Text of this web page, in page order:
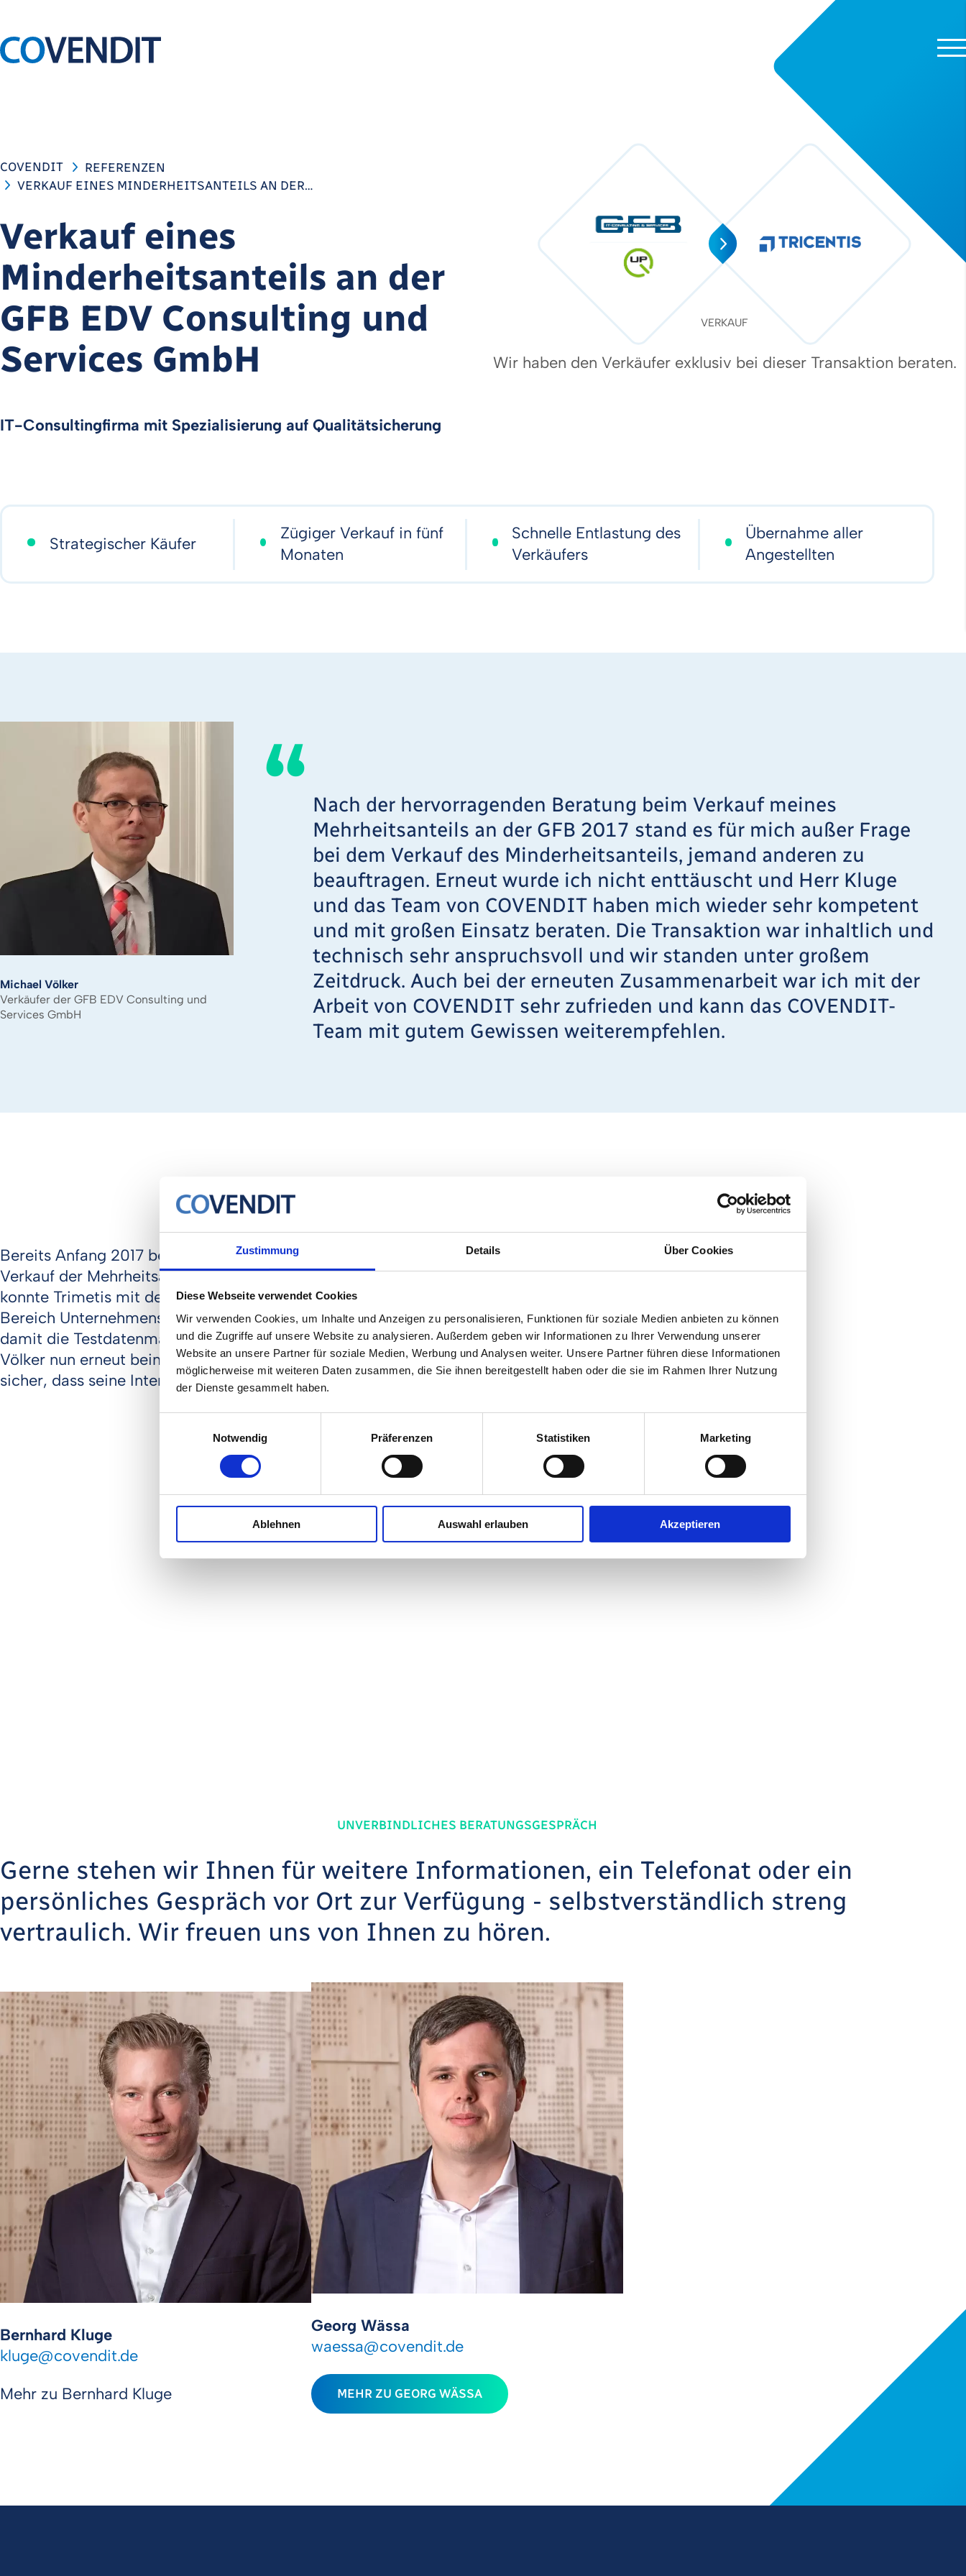
Zustimmung Details Über Cookies
Diese Webseite verwendet Cookies
Wir verwenden Cookies, um Inhalte und Anzeigen zu personalisieren, Funktionen für soziale Medien anbieten zu können
und die Zugriffe auf unsere Website zu analysieren. Außerdem geben wir Informationen zu Ihrer Verwendung unserer
Website an unsere Partner für soziale Medien, Werbung und Analysen weiter. Unsere Partner führen diese Informationen
möglicherweise mit weiteren Daten zusammen, die Sie ihnen bereitgestellt haben oder die sie im Rahmen Ihrer Nutzung
der Dienste gesammelt haben.
Notwendig
Präferenzen Statistiken Marketing
Ablehnen Auswahl erlauben Akzeptieren
VERKAUF
Wir haben den Verkäufer exklusiv bei dieser Transaktion beraten.
COVENDIT
REFERENZEN
VERKAUF EINES MINDERHEITSANTEILS AN DER…
Verkauf eines
Minderheitsanteils an der
GFB EDV Consulting und
Services GmbH
IT-Consultingfirma mit Spezialisierung auf Qualitätsicherung
Strategischer Käufer
Zügiger Verkauf in fünf
Monaten
Schnelle Entlastung des
Verkäufers
Übernahme aller
Angestellten
Michael Völker
Verkäufer der GFB EDV Consulting und
Services GmbH
Nach der hervorragenden Beratung beim Verkauf meines
Mehrheitsanteils an der GFB 2017 stand es für mich außer Frage
bei dem Verkauf des Minderheitsanteils, jemand anderen zu
beauftragen. Erneut wurde ich nicht enttäuscht und Herr Kluge
und das Team von COVENDIT haben mich wieder sehr kompetent
und mit großen Einsatz beraten. Die Transaktion war inhaltlich und
technisch sehr anspruchsvoll und wir standen unter großem
Zeitdruck. Auch bei der erneuten Zusammenarbeit war ich mit der
Arbeit von COVENDIT sehr zufrieden und kann das COVENDIT-
Team mit gutem Gewissen weiterempfehlen.
Bereits Anfang 2017 begleite das Team von COVENDIT Herrn Michael Völker, Eigentümer der GFB, bei dem
Verkauf der Mehrheitsanteile seines Unternehmens an die Trimetis AG aus Wien. Als neuer Haupteigentümer
konnte Trimetis mit der Tricentis GmbH (ebenfalls aus Wien), ein führendes internationales Unternehmen im
Bereich Unternehmens-Softwaretest-Lösungen als neuen Partner gewinnen. Tricentis erwarb die GFB und
damit die Testdatenmanagement-Plattform Q-up im Juni 2018. COVENDIT beriet und unterstützte Herrn
Völker nun erneut beim Verkauf seines Minderheitsanteils im Rahmen der Gesamttransaktion und stellte
sicher, dass seine Interessen gewahrt wurden und er ein optimales Ergebnis erzielen konnte.
WEITERE REFERENZEN
UNVERBINDLICHES BERATUNGSGESPRÄCH
Gerne stehen wir Ihnen für weitere Informationen, ein Telefonat oder ein
persönliches Gespräch vor Ort zur Verfügung - selbstverständlich streng
vertraulich. Wir freuen uns von Ihnen zu hören.
Bernhard Kluge
kluge@covendit.de
Mehr zu Bernhard Kluge
Georg Wässa
waessa@covendit.de
MEHR ZU GEORG WÄSSA